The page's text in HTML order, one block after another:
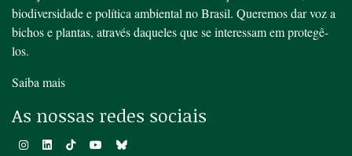
biodiversidade e política ambiental no Brasil. Queremos dar voz a
bichos e plantas, através daqueles que se interessam em protegê-
los.
Saiba mais
As nossas redes sociais